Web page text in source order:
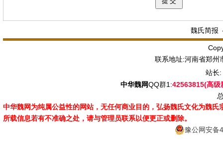
魏氏简报
联系地址:河南省郑
站长:
中华魏网QQ群1:42563815(高级
中华魏网为纯属公益性的网站，无任何商业目的，弘扬魏氏文化为魏
所载信息若有不准确之处，请与管理员联系以便更正或删除。
豫公网安备